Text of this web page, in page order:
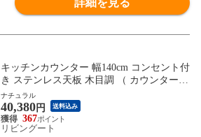
詳細を見る
キッチンカウンター 幅140cm コンセント付
き ステンレス天板 木目調 （ カウンター
作業台 家電ラック 収納 可動棚 お掃除ロボ
ット対応 食器棚 棚 ラック 2口コンセント
付 脚付 ダークブラウン ナチュラル ウォー
ルナット ） 【ナチュラル】
ナチュラル
40,380円 送料込み
367
リビングート